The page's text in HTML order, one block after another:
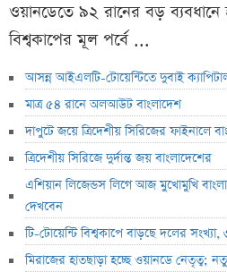
ওয়ানডেতে ৯২ রানের বড়
বিশ্বকাপের মূল পর্বে ...
আসন্ন আইএলটি-টোয়েন্টিতে দুবাই
মাত্র ৫৪ রানে অলআউট বাংলাদেশ
দাপুটে জয়ে ত্রিদেশীয় সিরিজের ফাইনালে
ত্রিদেশীয় সিরিজে দুর্দান্ত জয় বাংলাদেশের
এশিয়ান লিজেন্ডস লিগে আজ মুখোমুখি
দেখবেন
টি-টোয়েন্টি বিশ্বকাপে বাড়ছে দলের
মিরাজের হাতছাড়া হচ্ছে ওয়ানডে নেতৃত্ব;